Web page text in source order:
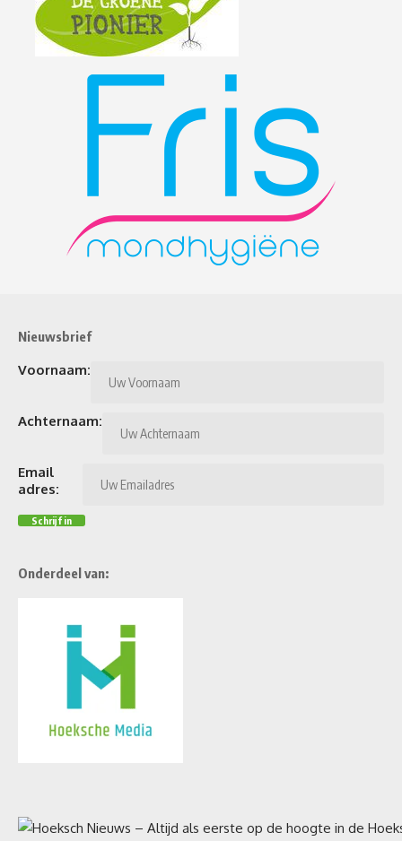
Nieuwsbrief
Voornaam:
Achternaam:
Email
adres:
Onderdeel van: